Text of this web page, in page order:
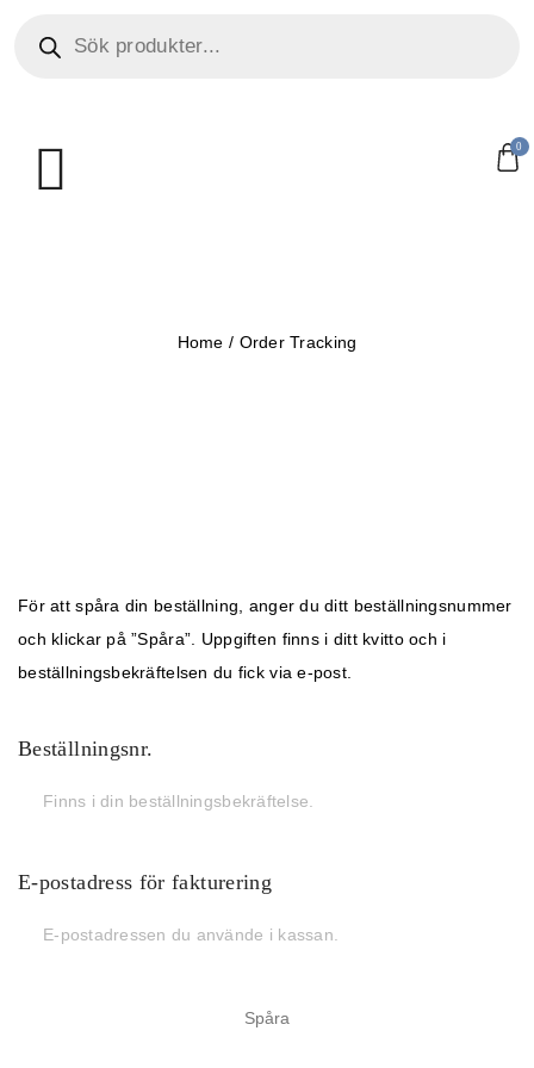
0
Home / Order Tracking
För att spåra din beställning, anger du ditt beställningsnummer
och klickar på ”Spåra”. Uppgiften finns i ditt kvitto och i
beställningsbekräftelsen du fick via e-post.
Beställningsnr.
E-postadress för fakturering
Spåra